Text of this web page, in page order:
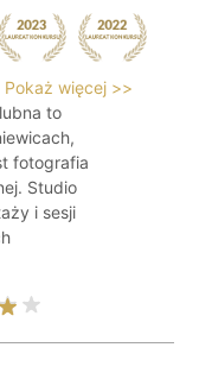
Pokaż więcej >>
to
fotografia
Studio
i sesji